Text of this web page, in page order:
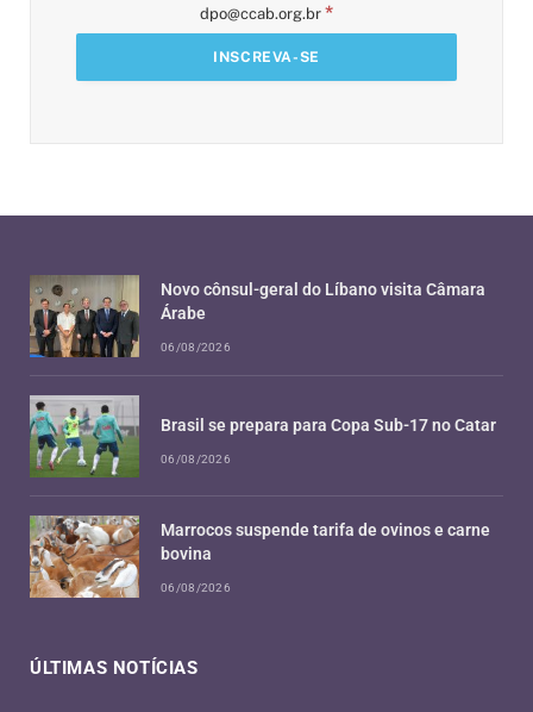
dpo@ccab.org.br *
ÚLTIMAS NOTÍCIAS
Novo cônsul-geral do Líbano visita Câmara
Árabe
06/08/2026
Brasil se prepara para Copa Sub-17 no Catar
06/08/2026
Marrocos suspende tarifa de ovinos e carne
bovina
06/08/2026